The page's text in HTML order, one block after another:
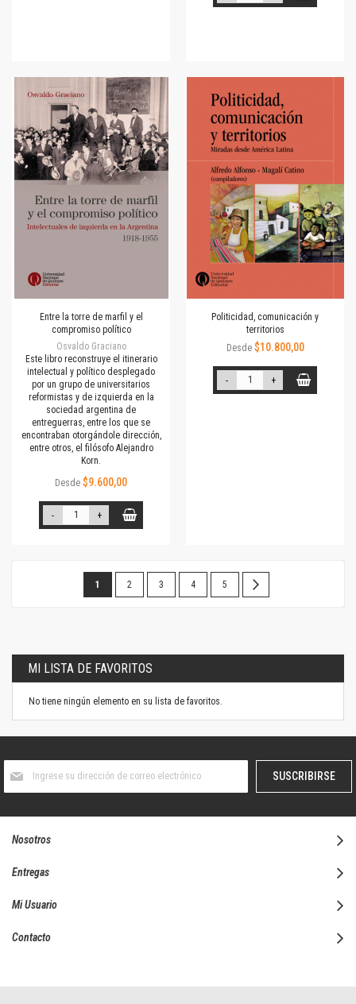
Entre la torre de marfil y el
compromiso político
Osvaldo Graciano
Este libro reconstruye el itinerario
intelectual y político desplegado
por un grupo de universitarios
reformistas y de izquierda en la
sociedad argentina de
entreguerras, entre los que se
encontraban otorgándole dirección,
entre otros, el filósofo Alejandro
Korn.
Desde $9.600,00
- +
Politicidad, comunicación y
territorios
Desde $10.800,00
- +
Página
Estás
página
1 Página
2 Página
3 Página
4 Página
5
MI LISTA DE FAVORITOS
No tiene ningún elemento en su lista de favoritos.
boletín
SUSCRIBIRSE
Nosotros
Entregas
Mi Usuario
Contacto